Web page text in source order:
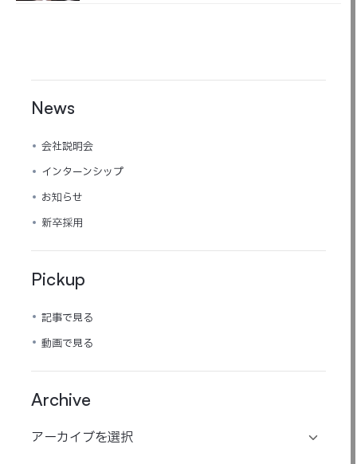
News
会社説明会
インターンシップ
お知らせ
新卒採用
Pickup
記事で見る
動画で見る
Archive